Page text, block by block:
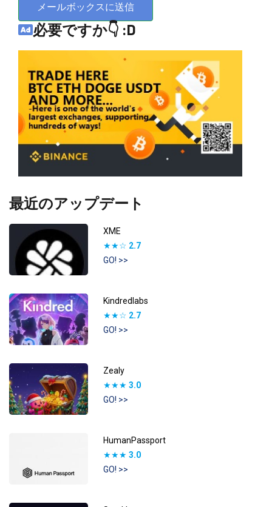
メールボックスに送信
必要ですか👇 :D
最近のアップデート
XME
★★☆ 2.7
GO! >>
Kindredlabs
★★☆ 2.7
GO! >>
Zealy
★★★ 3.0
GO! >>
HumanPassport
★★★ 3.0
GO! >>